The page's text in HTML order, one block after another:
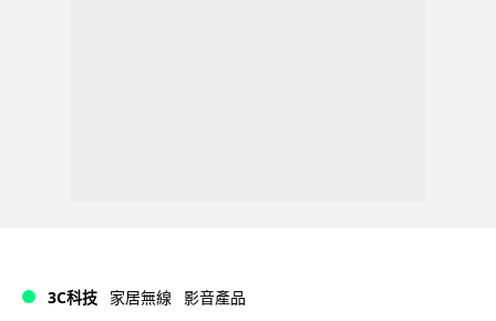
3C科技 家居無線 影音產品